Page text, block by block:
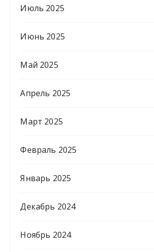
Июль 2025
Июнь 2025
Май 2025
Апрель 2025
Март 2025
Февраль 2025
Январь 2025
Декабрь 2024
Ноябрь 2024